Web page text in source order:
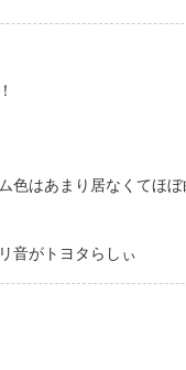
色はあまり居なくてほぼ
音がトヨタらしぃ